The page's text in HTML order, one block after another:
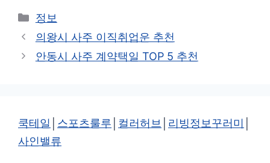
카
테
리
정보
의왕시 사주 이직취업운 추천
안동시 사주 계약택일 TOP 5 추천
쿡테일 스포츠룰루 컬러허브 리빙정보꾸러미
사인밸류